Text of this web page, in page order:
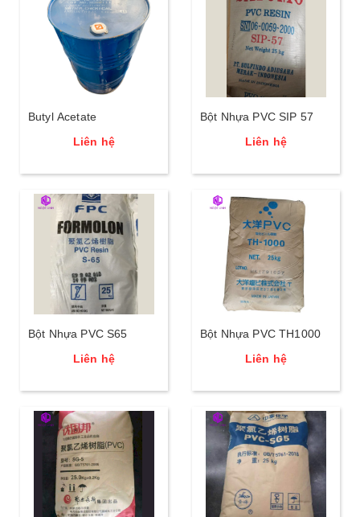
Butyl Acetate
Liên hệ
Bột Nhựa PVC SIP 57
Liên hệ
Bột Nhựa PVC S65
Liên hệ
Bột Nhựa PVC TH1000
Liên hệ